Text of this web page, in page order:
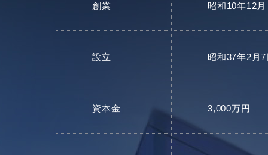
創業 昭和10年12月
設立 昭和37年2月7
資本金 3,000万円